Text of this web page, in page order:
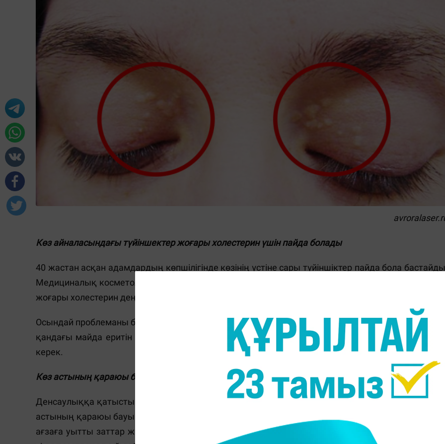
Көз айналасындағы түйіншектер жоғары холестерин үшін пайда болады
40 жастан асқан адамдардың көпшілігінде көзінің үстіне сары түйіншіктер пайда бола
Медициналық косметологияда оны ксантелазма деп атайды. Оның пайда болуына жиі
жоғары холестерин деңгейі әсер етеді.
Осындай проблеманы байқаған бойда холестерин деңгейін тексеруге анализ тапсыру керек.
қандағы майда еритін спирттің деңгейі қалыптыдан көп болса, міндетті түрде дәрігерге
керек.
Көз астының қараюы бауыр проблемасының барын білдіреді
Денсаулыққа қатысты кез келген проблема біздің сыртқы түрімізге әсерін береді. Мысалы,
астының қараюы бауыр проблемасының себебінен пайда болуы мүмкін. Ол зақымдалған
ағзаға уытты заттар жиналады. Ал ол асқазан-ішек жолы бұзылуын ынталандырады, ісіну